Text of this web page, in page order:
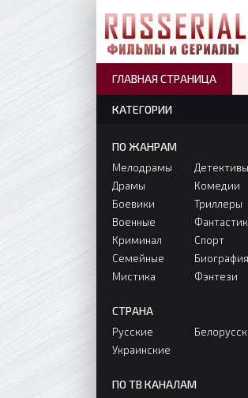
КАТЕГОРИИ
ПО ЖАНРАМ
Мелодрамы
Драмы
Боевики
Военные
Криминал
Семейные
Мистика
Детективы
Комедии
Триллеры
Спорт
Биография
Фэнтези
СТРАНА
Русские
Украинские
ПО ТВ КАНАЛАМ
ГЛАВНАЯ СТРАНИЦА